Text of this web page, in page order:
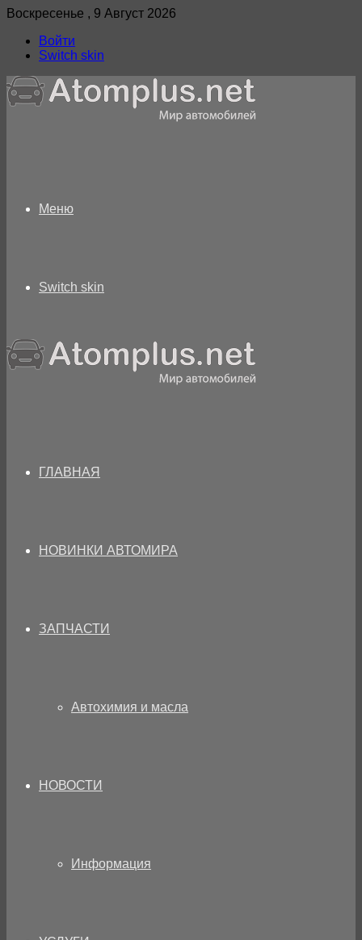
Воскресенье , 9 Август 2026
Войти
Switch skin
Меню
Switch skin
ГЛАВНАЯ
НОВИНКИ АВТОМИРА
ЗАПЧАСТИ
Автохимия и масла
НОВОСТИ
Информация